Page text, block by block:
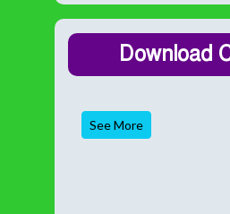
Download
See More